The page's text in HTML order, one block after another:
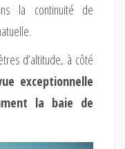
la continuité de
d’altitude, à côté
exceptionnelle
la baie de